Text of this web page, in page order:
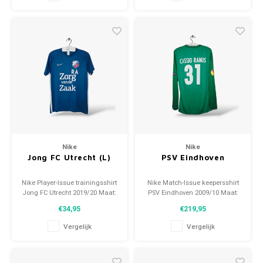
Nike
Jong FC Utrecht (L)
Nike Player-Issue trainingsshirt
Jong FC Utrecht 2019/20 Maat:
(gebruikt)
€34,95
Vergelijk
Nike
PSV Eindhoven
Nike Match-Issue keepersshirt
PSV Eindhoven 2009/10 Maat:
(gebruikt)
€219,95
Vergelijk